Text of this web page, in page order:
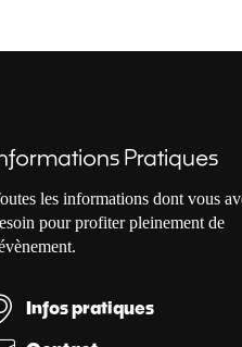
Pratiques
les informations dont vous
pour profiter pleinement de
Infos pratiques